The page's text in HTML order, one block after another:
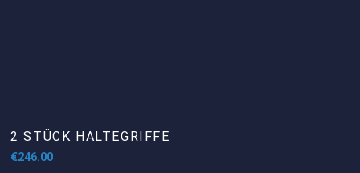
2 STÜCK HALTEGRIFFE
€246.00